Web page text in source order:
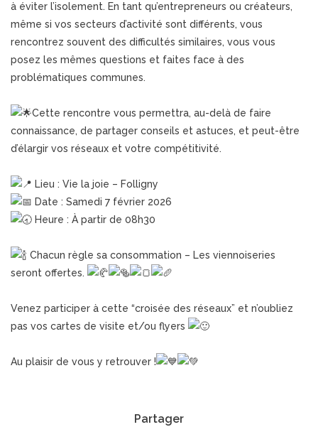
à éviter l’isolement. En tant qu’entrepreneurs ou créateurs,
même si vos secteurs d’activité sont différents, vous
rencontrez souvent des difficultés similaires, vous vous
posez les mêmes questions et faites face à des
problématiques communes.
Cette rencontre vous permettra, au-delà de faire
connaissance, de partager conseils et astuces, et peut-être
d’élargir vos réseaux et votre compétitivité.
Lieu : Vie la joie – Folligny
Date : Samedi 7 février 2026
Heure : À partir de 08h30
Chacun règle sa consommation – Les viennoiseries
seront offertes.
Venez participer à cette “croisée des réseaux” et n’oubliez
pas vos cartes de visite et/ou flyers
Au plaisir de vous y retrouver !
Partager